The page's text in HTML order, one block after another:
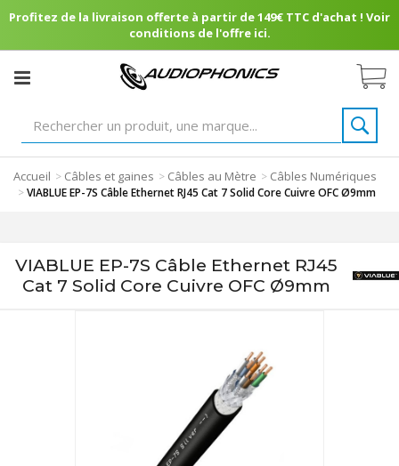
Profitez de la livraison offerte à partir de 149€ TTC d'achat ! Voir
conditions de l'offre ici.
Accueil > Câbles et gaines > Câbles au Mètre > Câbles Numériques
>VIABLUE EP-7S Câble Ethernet RJ45 Cat 7 Solid Core Cuivre OFC Ø9mm
VIABLUE EP-7S Câble Ethernet RJ45
Cat 7 Solid Core Cuivre OFC Ø9mm